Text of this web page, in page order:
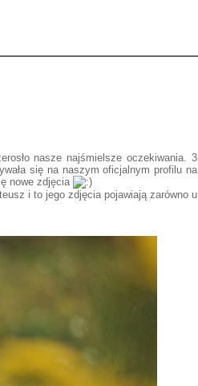
nasze najśmielsze oczekiwania. 3
się na naszym oficjalnym profilu na
nowe zdjęcia
i to jego zdjęcia pojawiają zarówno u